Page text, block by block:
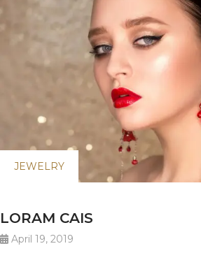
JEWELRY
LORAM CAIS
April 19, 2019